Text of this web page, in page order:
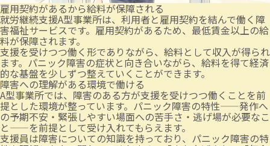
雇用契約があるから給料が保障される
就労継続支援A型事業所は、利用者と雇用契約を結んで働く障
害福祉サービスです。雇用契約があるため、最低賃金以上の給
料が保障されます。
支援を受けつつ働く形でありながら、給料として収入が得られ
ます。パニック障害の症状と向き合いながら、給料を得て経済
的な基盤を少しずつ整えていくことができます。
障害への理解がある環境で働ける
A型事業所では、障害のある方が支援を受けつつ働くことを前
提とした環境が整っています。パニック障害の特性——発作へ
の予期不安・緊張しやすい場面への苦手さ・逃げ場が必要なこ
と——を前提として受け入れてもらえます。
支援員は障害についての知識を持っており、パニック障害の特